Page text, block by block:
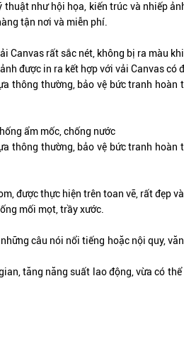
thuật như hội họa, kiến trúc và nhiếp
tận nơi và miễn phí.
Canvas rất sắc nét, không bị ra màu
được in ra kết hợp với vải Canvas có
thông thường, bảo vệ bức tranh
ẩm mốc, chống nước
thông thường, bảo vệ bức tranh
được thực hiện trên toan vẽ, rất đẹp
mối mọt, trầy xước.
câu nói nổi tiếng hoặc nội quy,
tăng năng suất lao động, vừa có